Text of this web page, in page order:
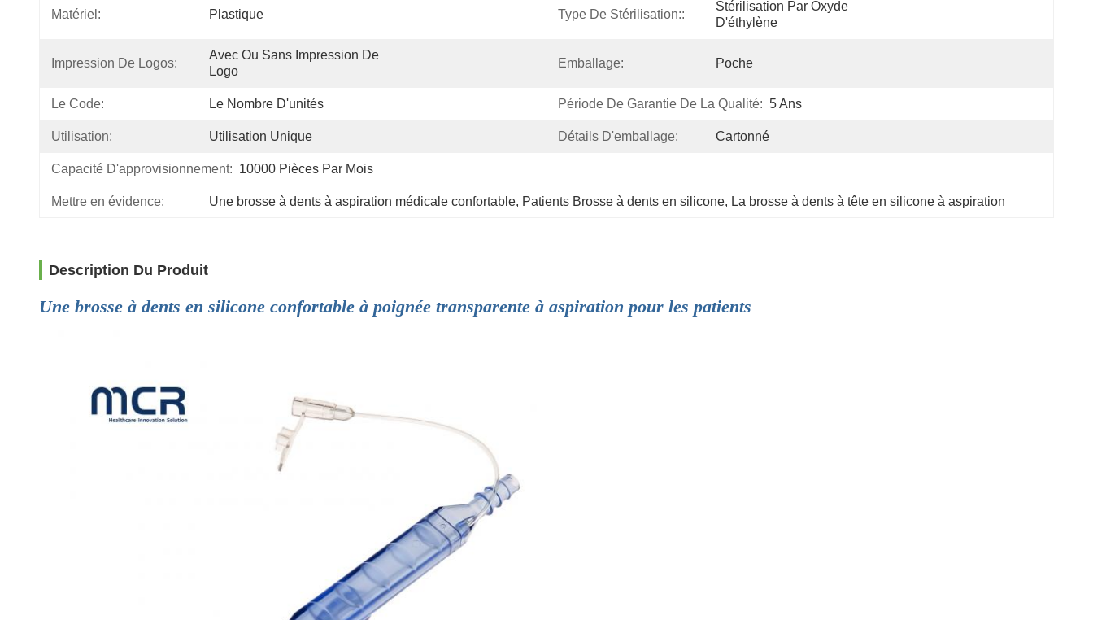
Matériel: Plastique Type De Stérilisation::
Stérilisation Par Oxyde
D'éthylène
Impression De Logos:
Avec Ou Sans Impression De
Logo
Emballage: Poche
Le Code: Le Nombre D'unités Période De Garantie De La Qualité: 5 Ans
Utilisation: Utilisation Unique Détails D'emballage: Cartonné
Capacité D'approvisionnement: 10000 Pièces Par Mois
Mettre en évidence: Une brosse à dents à aspiration médicale confortable, Patients Brosse à dents en silicone, La brosse à dents à tête en silicone à aspiration
Description Du Produit
Une brosse à dents en silicone confortable à poignée transparente à aspiration pour les patients